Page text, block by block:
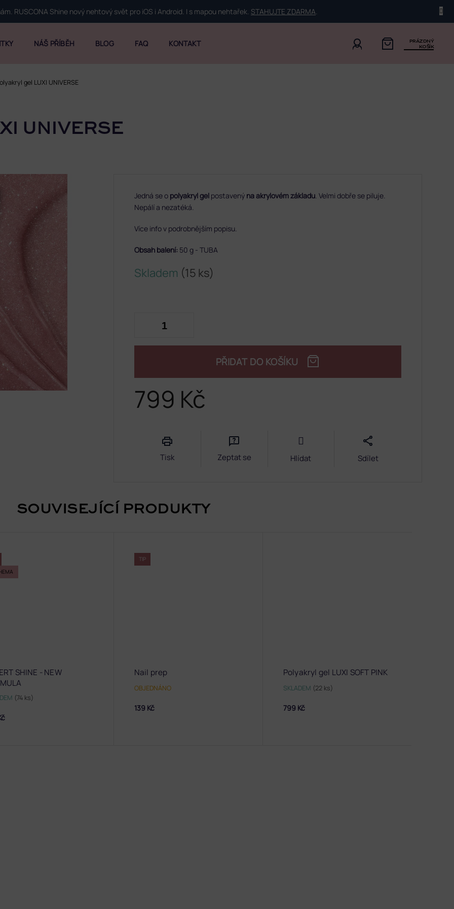
RUSCONA Shine nový nehtový svět pro iOS i Android. I s mapou nehtařek. STAHUJTE ZDARMA.
PRÁZDNÝ
KOŠÍK
NÁŠ PŘÍBĚH BLOG FAQ KONTAKT
gel LUXI UNIVERSE
UNIVERSE
799 Kč
Skladem (15 ks)
PŘIDAT DO KOŠÍKU
Jedná se o polyakryl gel postavený na akrylovém základu. Velmi dobře se piluje.
Nepálí a nezatéká.
Více info v podrobnějším popisu.
Obsah balení: 50 g - TUBA
Tisk Zeptat se Hlídat Sdílet
SOUVISEJÍCÍ PRODUKTY
SHINE - NEW
(74 ks)
TIP
Nail prep
OBJEDNÁNO
139 Kč
Polyakryl gel LUXI SOFT PINK
SKLADEM (22 ks)
799 Kč